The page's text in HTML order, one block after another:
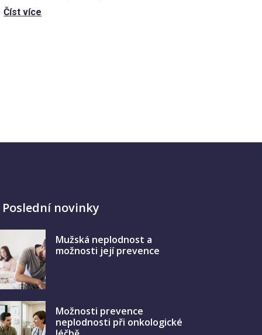
Číst více
novinky
Mužská neplodnost a
možnosti její prevence
Možnosti prevence
neplodnosti při onkologické